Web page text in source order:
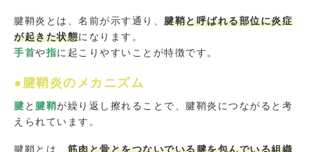
腱鞘炎とは、名前が示す通り、 腱鞘と呼ばれる部位に炎症
が起きた状態になります。
手首や指に起こりやすいことが特徴です。
●腱鞘炎のメカニズム
腱 と 腱鞘が繰り返し擦れることで、腱鞘炎につながると考
えられています。
腱鞘とは、 筋肉と骨とをつないでいる腱を包んでいる組織